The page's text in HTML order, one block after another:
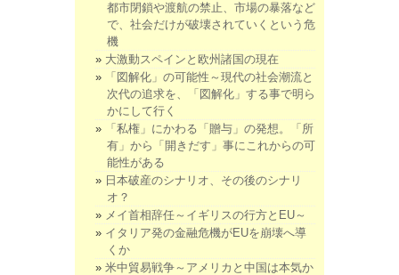
都市閉鎖や渡航の禁止、市場の暴落など
で、社会だけが破壊されていくという危
機
大激動スペインと欧州諸国の現在
「図解化」の可能性～現代の社会潮流と
次代の追求を、「図解化」する事で明ら
かにして行く
「私権」にかわる「贈与」の発想。「所
有」から「開きだす」事にこれからの可
能性がある
日本破産のシナリオ、その後のシナリ
オ？
メイ首相辞任～イギリスの行方とEU～
イタリア発の金融危機がEUを崩壊へ導
くか
米中貿易戦争～アメリカと中国は本気か